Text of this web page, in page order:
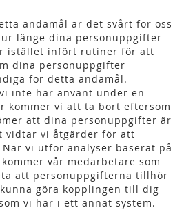
ändamål är det svårt för oss
länge dina personuppgifter
istället infört rutiner för att
dina personuppgifter
för detta ändamål.
inte har använt under en
kommer vi att ta bort eftersom
att dina personuppgifter är
vidtar vi åtgärder för att
vi utför analyser baserat på
vår medarbetare som
att personuppgifterna tillhör
göra kopplingen till dig
vi har i ett annat system.